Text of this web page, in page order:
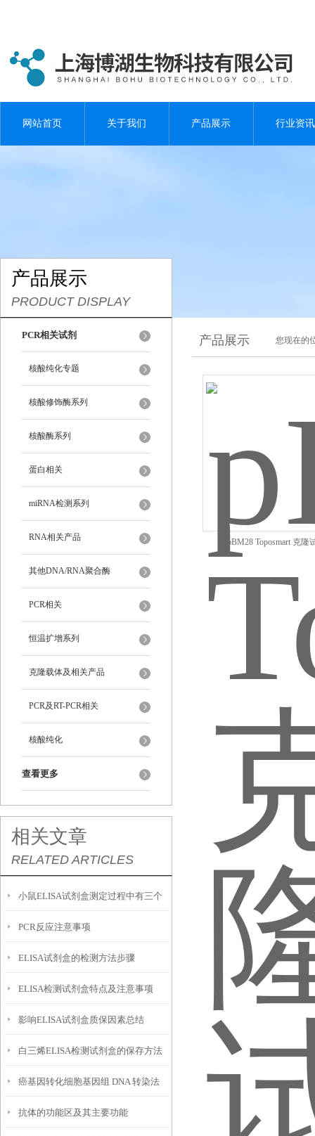
网站首页 关于我们 产品展示 行业资讯
产品展示
PRODUCT DISPLAY
PCR相关试剂
核酸纯化专题
核酸修饰酶系列
核酸酶系列
蛋白相关
miRNA检测系列
RNA相关产品
其他DNA/RNA聚合酶
PCR相关
恒温扩增系列
克隆载体及相关产品
PCR及RT-PCR相关
核酸纯化
查看更多
相关文章
RELATED ARTICLES
小鼠ELISA试剂盒测定过程中有三个
必要的试剂
PCR反应注意事项
ELISA试剂盒的检测方法步骤
ELISA检测试剂盒特点及注意事项
影响ELISA试剂盒质保因素总结
白三烯ELISA检测试剂盒的保存方法
直接影响其检测的准确性
癌基因转化细胞基因组 DNA 转染法
实验步骤
抗体的功能区及其主要功能
产品展示 您现在的
pBM28 Toposmart 克隆